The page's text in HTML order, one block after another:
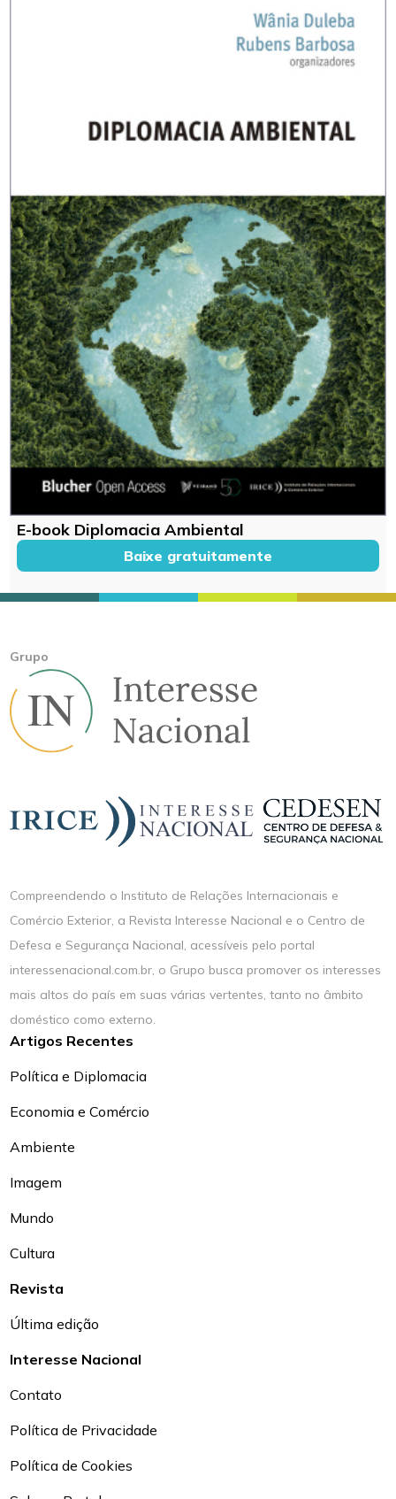
E-book Diplomacia Ambiental
Baixe gratuitamente
Grupo
Compreendendo o Instituto de Relações Internacionais e
Comércio Exterior, a Revista Interesse Nacional e o Centro de
Defesa e Segurança Nacional, acessíveis pelo portal
interessenacional.com.br, o Grupo busca promover os interesses
mais altos do país em suas várias vertentes, tanto no âmbito
doméstico como externo.
Artigos Recentes
Política e Diplomacia
Economia e Comércio
Ambiente
Imagem
Mundo
Cultura
Revista
Última edição
Interesse Nacional
Contato
Política de Privacidade
Política de Cookies